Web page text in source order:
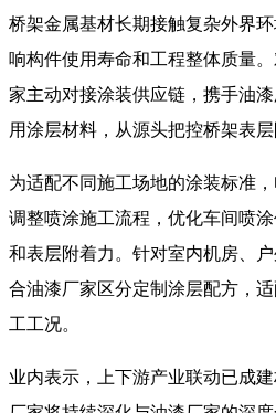
桥架金属基材长期接触复杂外界
响构件使用寿命和工程整体质量
家主动对接涂装供应链，携手油
用涂层材料，从源头把控桥架表层
为适配不同施工场地的涂装标准
调整喷涂施工流程，优化车间喷
和表层附着力。针对室内机房、
合油漆厂家区分定制涂层配方，
工工况。
业内表示，上下游产业联动已成